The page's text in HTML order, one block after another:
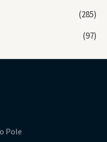
(285)
(97)
Pole